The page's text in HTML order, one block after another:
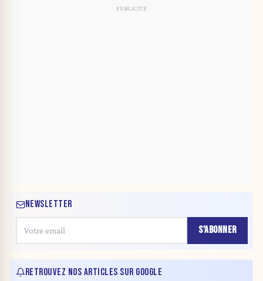
NEWSLETTER
S'ABONNER
RETROUVEZ NOS ARTICLES SUR GOOGLE